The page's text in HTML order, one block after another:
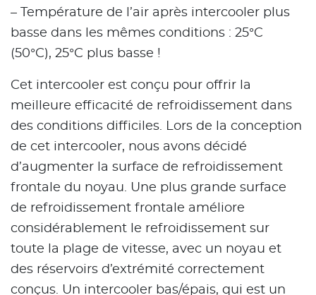
– Température de l’air après intercooler plus
basse dans les mêmes conditions : 25°C
(50°C), 25°C plus basse !
Cet intercooler est conçu pour offrir la
meilleure efficacité de refroidissement dans
des conditions difficiles. Lors de la conception
de cet intercooler, nous avons décidé
d’augmenter la surface de refroidissement
frontale du noyau. Une plus grande surface
de refroidissement frontale améliore
considérablement le refroidissement sur
toute la plage de vitesse, avec un noyau et
des réservoirs d’extrémité correctement
conçus. Un intercooler bas/épais, qui est un